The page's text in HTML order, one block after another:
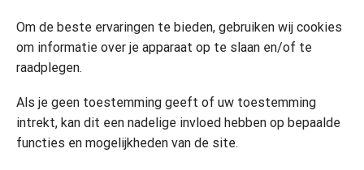
Om de beste ervaringen te bieden, gebruiken wij cookies
om informatie over je apparaat op te slaan en/of te
raadplegen.
Als je geen toestemming geeft of uw toestemming
intrekt, kan dit een nadelige invloed hebben op bepaalde
functies en mogelijkheden van de site.
Openingstijden
Website 24/7
Contact
in te schakelen